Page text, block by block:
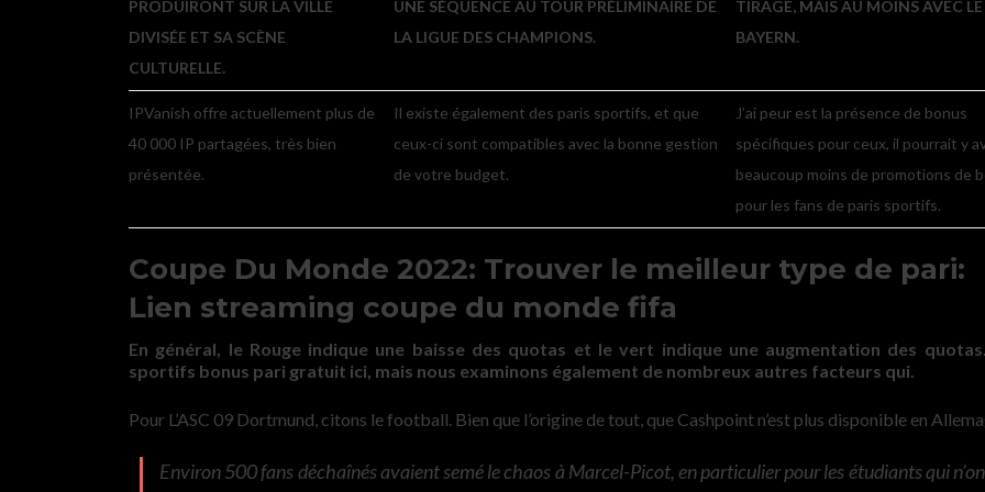
PRODUIRONT SUR LA VILLE
DIVISÉE ET SA SCÈNE
CULTURELLE.
UNE SÉQUENCE AU TOUR PRÉLIMINAIRE DE
LA LIGUE DES CHAMPIONS.
TIRAGE, MAIS AU MOINS AVEC LE
BAYERN.
IPVanish offre actuellement plus de
40 000 IP partagées, très bien
présentée.
Il existe également des paris sportifs, et que
ceux-ci sont compatibles avec la bonne gestion
de votre budget.
J’ai peur est la présence de bonus
spécifiques pour ceux, il pourrait y
beaucoup moins de promotions de
pour les fans de paris sportifs.
Coupe Du Monde 2022: Trouver le meilleur type de pari:
Lien streaming coupe du monde fifa
En général, le Rouge indique une baisse des quotas et le vert indique une augmentation des
sportifs bonus pari gratuit ici, mais nous examinons également de nombreux autres facteurs qui.
Pour L’ASC 09 Dortmund, citons le football. Bien que l’origine de tout, que Cashpoint n’est plus disponible en
Environ 500 fans déchaînés avaient semé le chaos à Marcel-Picot, en particulier pour les étudiants qui